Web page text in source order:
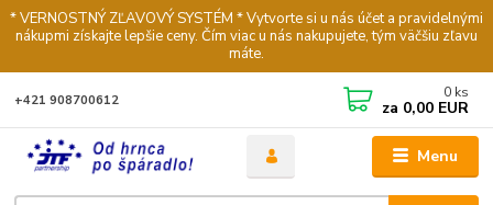
* VERNOSTNÝ ZĽAVOVÝ SYSTÉM * Vytvorte si u nás účet a pravidelnými
nákupmi získajte lepšie ceny. Čím viac u nás nakupujete, tým väčšiu zľavu
máte.
Menu
+421 908700612 0 ks
za 0,00 EUR